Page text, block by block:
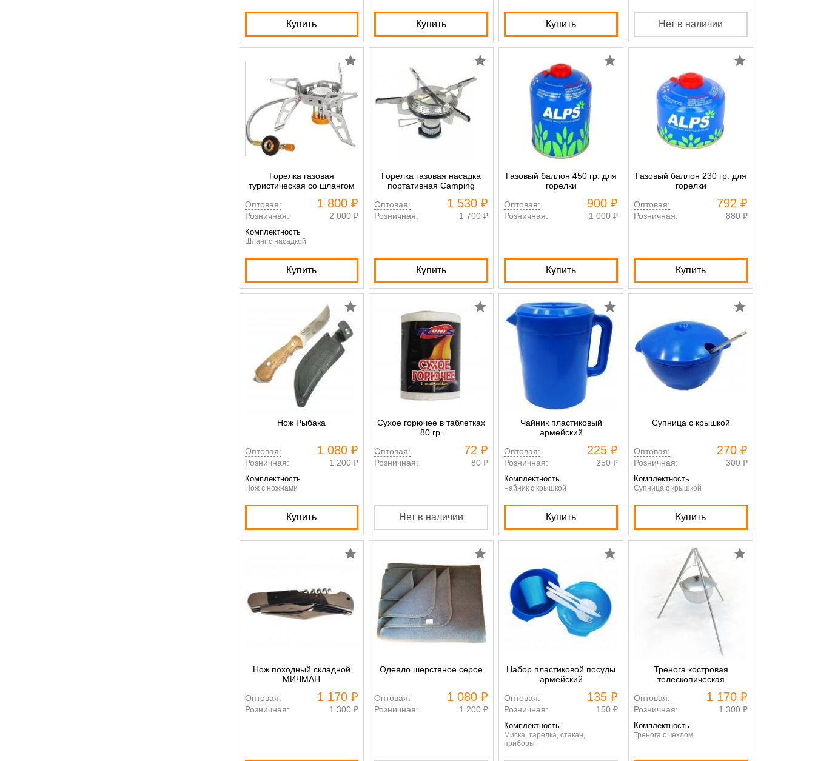
Купить Купить Купить Нет в наличии
Горелка газовая
туристическая со шлангом
Оптовая:
1 800 ₽
Розничная: 2 000 ₽
Комплектность
Шланг с насадкой
Купить
Горелка газовая насадка
портативная Camping
Оптовая:
1 530 ₽
Розничная: 1 700 ₽
Купить
Газовый баллон 450 гр. для
горелки
Оптовая:
900 ₽
Розничная: 1 000 ₽
Купить
Газовый баллон 230 гр. для
горелки
Оптовая:
792 ₽
Розничная: 880 ₽
Купить
Нож Рыбака
Оптовая: 1 080 ₽
Розничная: 1 200 ₽
Комплектность
Нож с ножнами
Купить
Сухое горючее в таблетках
80 гр.
Оптовая:
72 ₽
Розничная: 80 ₽
Нет в наличии
Чайник пластиковый
армейский
Оптовая:
225 ₽
Розничная: 250 ₽
Комплектность
Чайник с крышкой
Купить
Супница с крышкой
Оптовая: 270 ₽
Розничная: 300 ₽
Комплектность
Супница с крышкой
Купить
Нож походный складной
МИЧМАН
Оптовая:
1 170 ₽
Розничная: 1 300 ₽
Одеяло шерстяное серое
Оптовая: 1 080 ₽
Розничная: 1 200 ₽
Набор пластиковой посуды
армейский
Оптовая:
135 ₽
Розничная: 150 ₽
Комплектность
Миска, тарелка, стакан,
приборы
Тренога костровая
телескопическая
Оптовая:
1 170 ₽
Розничная: 1 300 ₽
Комплектность
Тренога с чехлом